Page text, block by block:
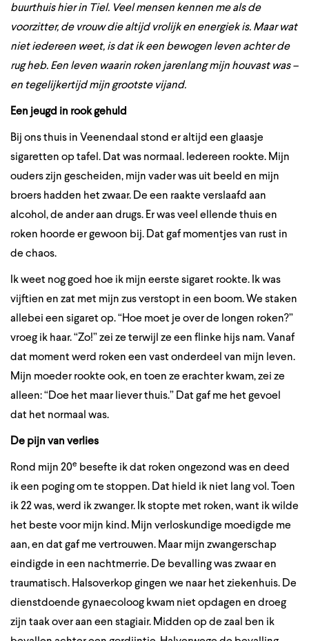
buurthuis hier in Tiel. Veel mensen kennen me als de
voorzitter, de vrouw die altijd vrolijk en energiek is. Maar wat
niet iedereen weet, is dat ik een bewogen leven achter de
rug heb. Een leven waarin roken jarenlang mijn houvast was –
en tegelijkertijd mijn grootste vijand.
Een jeugd in rook gehuld
Bij ons thuis in Veenendaal stond er altijd een glaasje
sigaretten op tafel. Dat was normaal. Iedereen rookte. Mijn
ouders zijn gescheiden, mijn vader was uit beeld en mijn
broers hadden het zwaar. De een raakte verslaafd aan
alcohol, de ander aan drugs. Er was veel ellende thuis en
roken hoorde er gewoon bij. Dat gaf momentjes van rust in
de chaos.
Ik weet nog goed hoe ik mijn eerste sigaret rookte. Ik was
vijftien en zat met mijn zus verstopt in een boom. We staken
allebei een sigaret op. “Hoe moet je over de longen roken?”
vroeg ik haar. “Zo!” zei ze terwijl ze een flinke hijs nam. Vanaf
dat moment werd roken een vast onderdeel van mijn leven.
Mijn moeder rookte ook, en toen ze erachter kwam, zei ze
alleen: “Doe het maar liever thuis.” Dat gaf me het gevoel
dat het normaal was.
De pijn van verlies
Rond mijn 20e besefte ik dat roken ongezond was en deed
ik een poging om te stoppen. Dat hield ik niet lang vol. Toen
ik 22 was, werd ik zwanger. Ik stopte met roken, want ik wilde
het beste voor mijn kind. Mijn verloskundige moedigde me
aan, en dat gaf me vertrouwen. Maar mijn zwangerschap
eindigde in een nachtmerrie. De bevalling was zwaar en
traumatisch. Halsoverkop gingen we naar het ziekenhuis. De
dienstdoende gynaecoloog kwam niet opdagen en droeg
zijn taak over aan een stagiair. Midden op de zaal ben ik